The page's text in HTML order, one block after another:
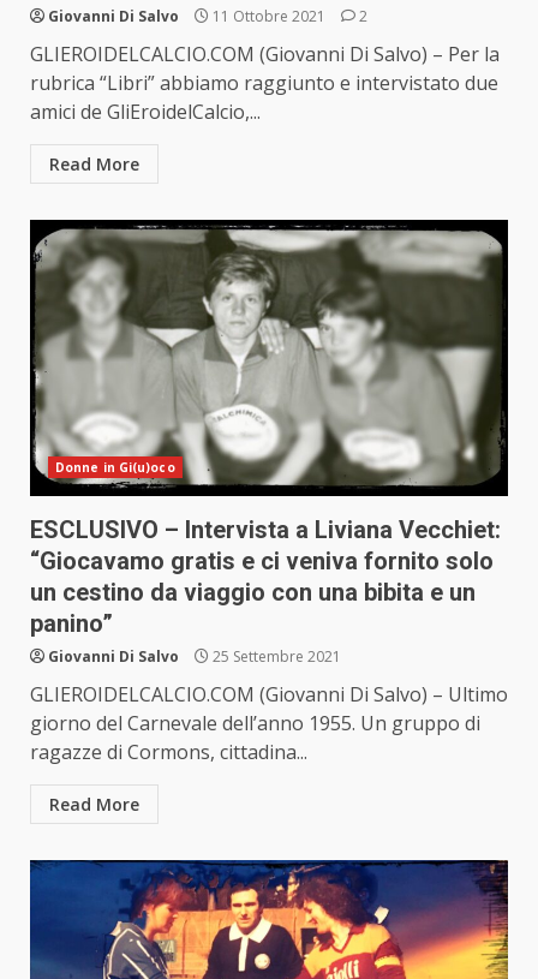
Giovanni Di Salvo 11 Ottobre 2021 2
GLIEROIDELCALCIO.COM (Giovanni Di Salvo) – Per la
rubrica “Libri” abbiamo raggiunto e intervistato due
amici de GliEroidelCalcio,...
Read More
Donne in Gi(u)oco
ESCLUSIVO – Intervista a Liviana Vecchiet:
“Giocavamo gratis e ci veniva fornito solo
un cestino da viaggio con una bibita e un
panino”
Giovanni Di Salvo 25 Settembre 2021
GLIEROIDELCALCIO.COM (Giovanni Di Salvo) – Ultimo
giorno del Carnevale dell’anno 1955. Un gruppo di
ragazze di Cormons, cittadina...
Read More